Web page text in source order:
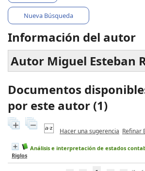
Nueva Búsqueda
Información del autor
Autor Miguel Esteban
Documentos
por este autor (1)
Hacer una sugerencia Refinar
Análisis e interpretación de estados
Riglos